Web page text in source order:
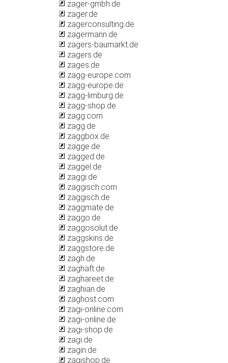
zager-gmbh.de
zager.de
zagerconsulting.de
zagermann.de
zagers-baumarkt.de
zagers.de
zages.de
zagg-europe.com
zagg-europe.de
zagg-limburg.de
zagg-shop.de
zagg.com
zagg.de
zaggbox.de
zagge.de
zagged.de
zaggel.de
zaggi.de
zaggisch.com
zaggisch.de
zaggmate.de
zaggo.de
zaggosolut.de
zaggskins.de
zaggstore.de
zagh.de
zaghaft.de
zaghareet.de
zaghian.de
zaghost.com
zagi-online.com
zagi-online.de
zagi-shop.de
zagi.de
zagin.de
zagishop.de